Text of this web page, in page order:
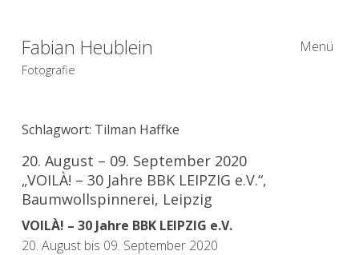
Fabian Heublein
Fotografie
Menü
Schlagwort: Tilman Haffke
20. August – 09. September 2020
„VOILÀ! – 30 Jahre BBK LEIPZIG e.V.“,
Baumwollspinnerei, Leipzig
VOILÀ! – 30 Jahre BBK LEIPZIG e.V.
20. August bis 09. September 2020